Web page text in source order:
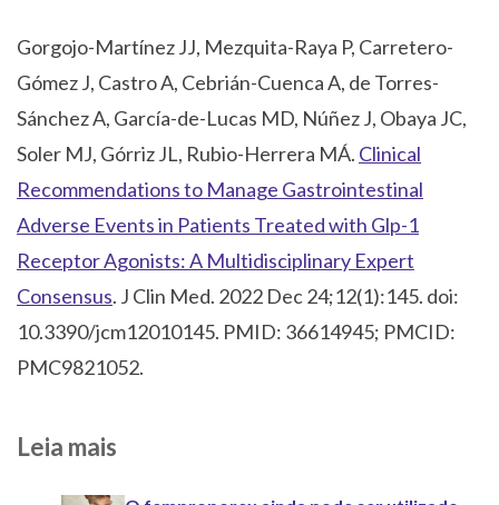
Gorgojo-Martínez JJ, Mezquita-Raya P, Carretero-
Gómez J, Castro A, Cebrián-Cuenca A, de Torres-
Sánchez A, García-de-Lucas MD, Núñez J, Obaya JC,
Soler MJ, Górriz JL, Rubio-Herrera MÁ. Clinical
Recommendations to Manage Gastrointestinal
Adverse Events in Patients Treated with Glp-1
Receptor Agonists: A Multidisciplinary Expert
Consensus. J Clin Med. 2022 Dec 24;12(1):145. doi:
10.3390/jcm12010145. PMID: 36614945; PMCID:
PMC9821052.
Leia mais